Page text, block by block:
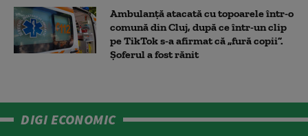
Ambulanţă atacată cu topoarele într-o
comună din Cluj, după ce într-un clip
pe TikTok s-a afirmat că „fură copii”.
Șoferul a fost rănit
DIGI ECONOMIC